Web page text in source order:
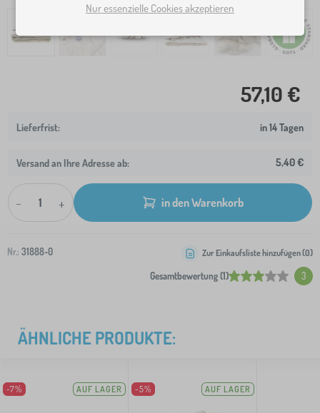
57,10 €
in 14 Tagen
Versand an Ihre Adresse ab: 5,40 €
- + in den Warenkorb
Nr.: 31888-0
Gesamtbewertung (1) 3
Zur Einkaufsliste hinzufügen (0)
ÄHNLICHE PRODUKTE:
-7% AUF LAGER -5% AUF LAGER
Nur essenzielle Cookies akzeptieren